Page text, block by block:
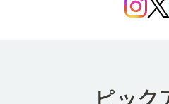
ピック